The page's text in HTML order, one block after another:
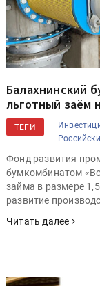
Балахнинский
льготный заём
ТЕГИ
Фонд развития
бумкомбинатом
займа в размере
развитие
Читать далее